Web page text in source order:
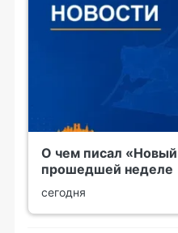
О чем писал «Новый
прошедшей неделе
сегодня